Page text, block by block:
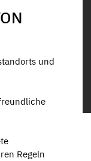
und
Regeln